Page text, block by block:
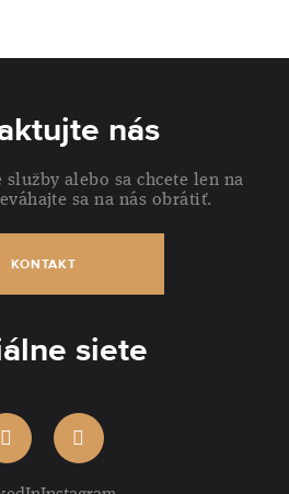
nás
služby alebo sa chcete len na
sa na nás obrátiť.
KONTAKT
siete